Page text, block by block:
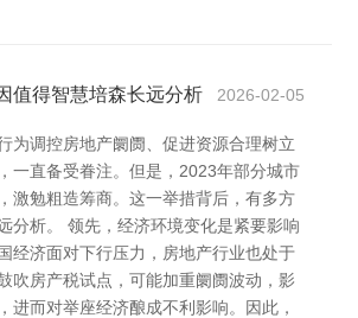
值得智慧培森长远分析 2026-02-05
为调控房地产阛阓、促进资源合理树立
一直备受眷注。但是，2023年部分城市
激勉粗造筹商。这一举措背后，有多方
分析。 领先，经济环境变化是紧要影响
经济面对下行压力，房地产行业也处于
吹房产税试点，可能加重阛阓波动，影
进而对举座经济酿成不利影响。因此，